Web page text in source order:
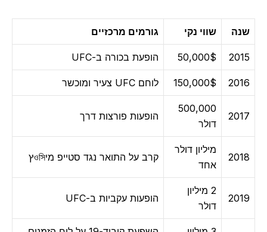
שנה שווי נקי גורמים מרכזיים
2015
50,000$ הופעת בכורה ב-UFC
2016
150,000$ לוחם UFC צעיר ומוכשר
2017
500,000
דולר
הופעות פורצות דרך
2018
מיליון דולר
אחד
קרב על התואר נגד סטייפ מיওসিץ
2019
2 מיליון
דולר
הופעות עקביות ב-UFC